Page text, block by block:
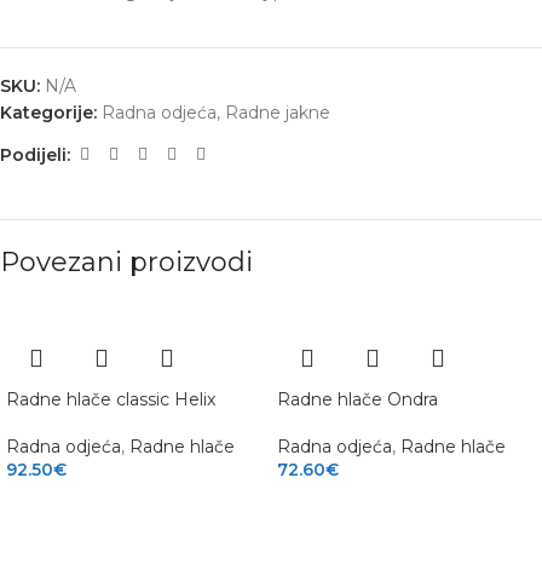
SKU: N/A
Kategorije: Radna odjeća, Radne jakne
Podijeli:
Povezani proizvodi
Radne hlače classic Helix
Radna odjeća, Radne hlače
92.50€
Radne hlače Ondra
Radna odjeća, Radne hlače
72.60€